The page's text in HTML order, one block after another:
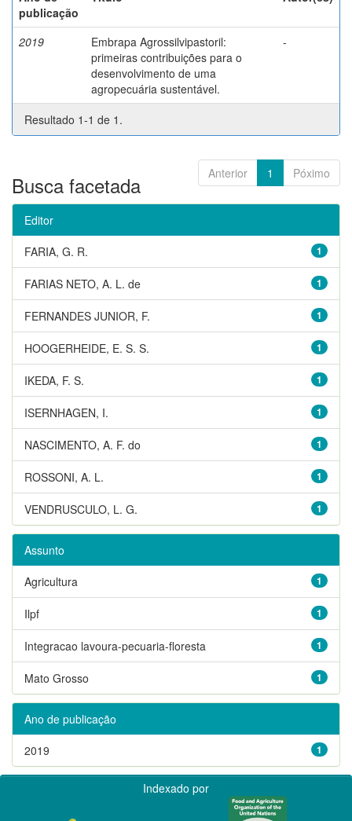
publicação
2019
Embrapa Agrossilvipastoril:
primeiras contribuições para o
desenvolvimento de uma
agropecuária sustentável.
-
Resultado 1-1 de 1.
Anterior 1 Póximo
Busca facetada
Editor
1
FARIA, G. R.
1
FARIAS NETO, A. L. de
1
FERNANDES JUNIOR, F.
1
HOOGERHEIDE, E. S. S.
1
IKEDA, F. S.
1
ISERNHAGEN, I.
1
NASCIMENTO, A. F. do
1
ROSSONI, A. L.
1
VENDRUSCULO, L. G.
Assunto
1
Agricultura
1
Ilpf
1
Integracao lavoura-pecuaria-floresta
1
Mato Grosso
Ano de publicação
1
2019
Indexado por